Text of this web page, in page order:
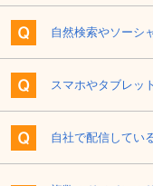
自然検索やソーシ
スマホやタブレッ
自社で配信してい